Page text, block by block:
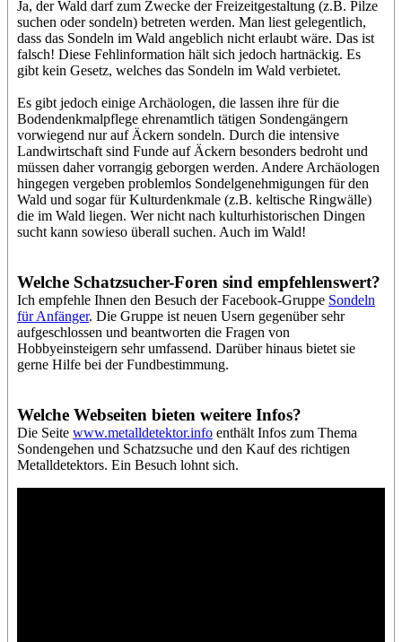
Ja, der Wald darf zum Zwecke der Freizeitgestaltung (z.B. Pilze
suchen oder sondeln) betreten werden. Man liest gelegentlich,
dass das Sondeln im Wald angeblich nicht erlaubt wäre. Das ist
falsch! Diese Fehlinformation hält sich jedoch hartnäckig. Es
gibt kein Gesetz, welches das Sondeln im Wald verbietet.
Es gibt jedoch einige Archäologen, die lassen ihre für die
Bodendenkmalpflege ehrenamtlich tätigen Sondengängern
vorwiegend nur auf Äckern sondeln. Durch die intensive
Landwirtschaft sind Funde auf Äckern besonders bedroht und
müssen daher vorrangig geborgen werden. Andere Archäologen
hingegen vergeben problemlos Sondelgenehmigungen für den
Wald und sogar für Kulturdenkmale (z.B. keltische Ringwälle)
die im Wald liegen. Wer nicht nach kulturhistorischen Dingen
sucht kann sowieso überall suchen. Auch im Wald!
Welche Schatzsucher-Foren sind empfehlenswert?
Ich empfehle Ihnen den Besuch der Facebook-Gruppe Sondeln
für Anfänger. Die Gruppe ist neuen Usern gegenüber sehr
aufgeschlossen und beantworten die Fragen von
Hobbyeinsteigern sehr umfassend. Darüber hinaus bietet sie
gerne Hilfe bei der Fundbestimmung.
Welche Webseiten bieten weitere Infos?
Die Seite www.metalldetektor.info enthält Infos zum Thema
Sondengehen und Schatzsuche und den Kauf des richtigen
Metalldetektors. Ein Besuch lohnt sich.